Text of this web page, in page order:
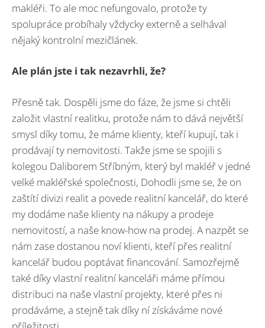
makléři. To ale moc nefungovalo, protože ty
spolupráce probíhaly vždycky externě a selhával
nějaký kontrolní mezičlánek.
Ale plán jste i tak nezavrhli, že?
Přesně tak. Dospěli jsme do fáze, že jsme si chtěli
založit vlastní realitku, protože nám to dává největší
smysl díky tomu, že máme klienty, kteří kupují, tak i
prodávají ty nemovitosti. Takže jsme se spojili s
kolegou Daliborem Stříbným, který byl makléř v jedné
velké makléřské společnosti, Dohodli jsme se, že on
zaštítí divizi realit a povede realitní kancelář, do které
my dodáme naše klienty na nákupy a prodeje
nemovitostí, a naše know-how na prodej. A nazpět se
nám zase dostanou noví klienti, kteří přes realitní
kancelář budou poptávat financování. Samozřejmě
také díky vlastní realitní kanceláři máme přímou
distribuci na naše vlastní projekty, které přes ni
prodáváme, a stejně tak díky ní získáváme nové